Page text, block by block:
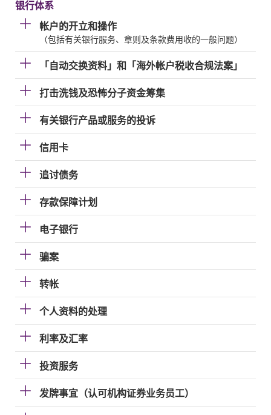
银行体系
帐户的开立和操作
（包括有关银行服务、章则及条款费用收的一般问题）
「自动交换资料」和「海外帐户税收合规法案」
打击洗钱及恐怖分子资金筹集
有关银行产品或服务的投诉
信用卡
追讨债务
存款保障计划
电子银行
骗案
转帐
个人资料的处理
利率及汇率
投资服务
发牌事宜（认可机构证券业务员工）